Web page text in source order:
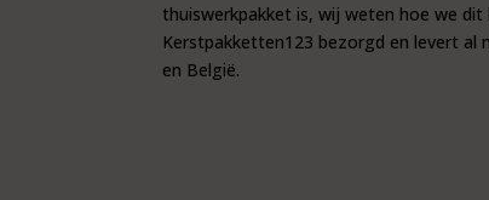
thuiswerkpakket is, wij weten hoe we
Kerstpakketten123 bezorgd en levert al
en België.